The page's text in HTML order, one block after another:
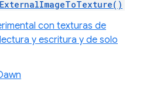
con texturas de
y escritura y de solo